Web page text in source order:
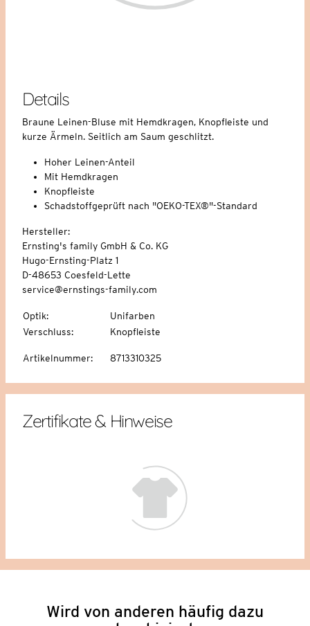
Details
Braune Leinen-Bluse mit Hemdkragen, Knopfleiste und
kurze Ärmeln. Seitlich am Saum geschlitzt.
Hoher Leinen-Anteil
Mit Hemdkragen
Knopfleiste
Schadstoffgeprüft nach "OEKO-TEX®"-Standard
Hersteller:
Ernsting's family GmbH & Co. KG
Hugo-Ernsting-Platz 1
D-48653 Coesfeld-Lette
service@ernstings-family.com
Optik:
Unifarben
Verschluss: Knopfleiste
Artikelnummer: 8713310325
Zertifikate & Hinweise
Wird von anderen häufig dazu